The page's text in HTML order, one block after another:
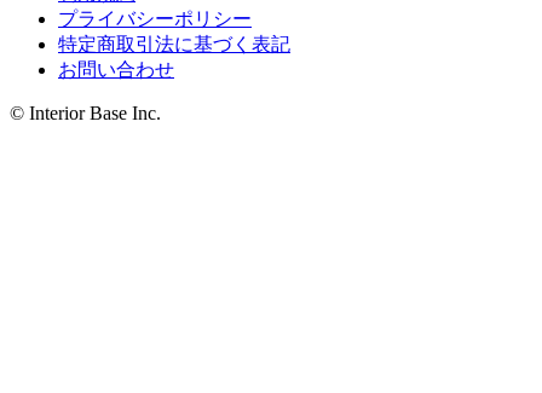
プライバシーポリシー
特定商取引法に基づく表記
お問い合わせ
© Interior Base Inc.